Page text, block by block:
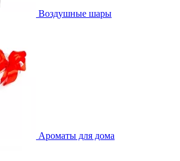
Воздушные шары
Ароматы для дома